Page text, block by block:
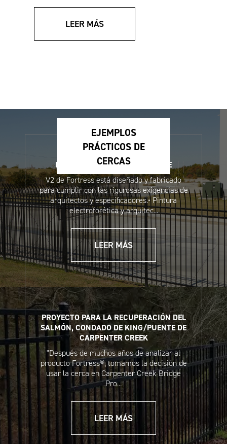
Hoja de datos de
seguridad del
rotulador de pintura
para retocar
Hoja de datos de
seguridad de
la pintura para
retocar en aerosol
Hoja de datos de
seguridad
del cemento y la
lechada listos para
usar
Hoja de ventas de
sistemas de cercado
Estate (francés)
LEER MÁS
EJEMPLOS
PRÁCTICOS DE
CERCAS
EJEMPLO PRÁCTICO DE MEDLINE
V2 de Fortress está diseñado y fabricado
para cumplir con las rigurosas exigencias de
arquitectos y especificadores.• Pintura
electroforética y arquitec...
LEER MÁS
PROYECTO PARA LA RECUPERACIÓN DEL
SALMÓN, CONDADO DE KING/PUENTE DE
CARPENTER CREEK
"Después de muchos años de analizar al
producto Fortress®, tomamos la decisión de
usar la cerca en Carpenter Creek Bridge
Pro...
LEER MÁS